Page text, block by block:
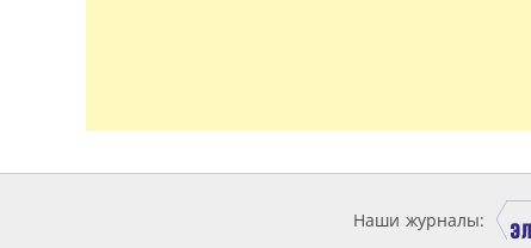
Наши журналы: